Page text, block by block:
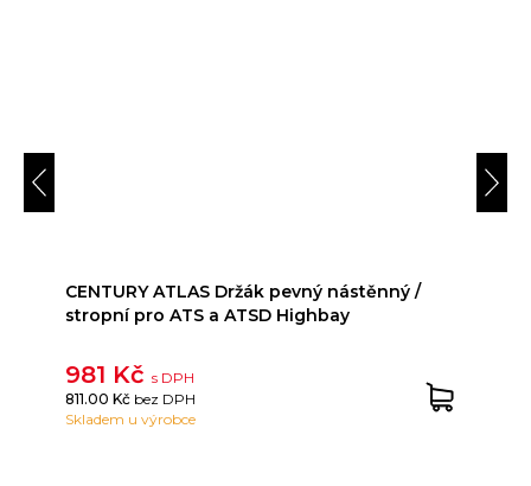
CENTURY ATLAS Držák pevný nástěnný /
stropní pro ATS a ATSD Highbay
981 Kčs DPH
811.00 Kč bez DPH
Skladem u výrobce